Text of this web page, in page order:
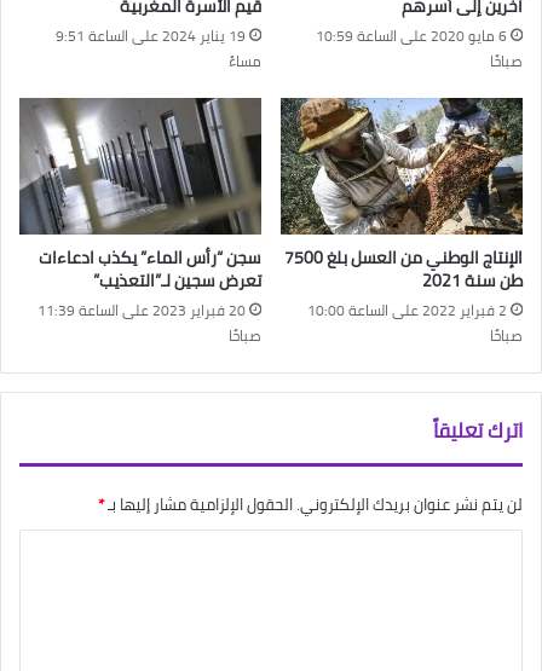
6 مايو 2020 على الساعة 10:59
صباحًا
19 يناير 2024 على الساعة 9:51
مساءً
الإنتاج الوطني من العسل بلغ 7500
طن سنة 2021
2 فبراير 2022 على الساعة 10:00
صباحًا
سجن “رأس الماء” يكذب ادعاءات
تعرض سجين لـ”التعذيب”
20 فبراير 2023 على الساعة 11:39
صباحًا
اترك تعليقاً
لن يتم نشر عنوان بريدك الإلكتروني.الحقول الإلزامية مشار إليها بـ*